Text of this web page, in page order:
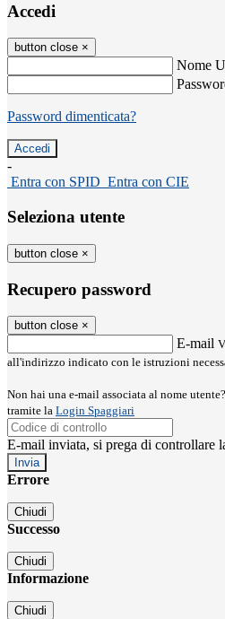
Accedi
button close ×
Nome
Password dimenticata?
-
Entra con SPID Entra con CIE
Seleziona utente
button close ×
Recupero password
button close ×
E-mail
all'indirizzo indicato con le istruzioni
Non hai una e-mail associata al nome
tramite la Login Spaggiari
E-mail inviata, si prega di controllare
Errore
Chiudi
Successo
Chiudi
Informazione
Chiudi